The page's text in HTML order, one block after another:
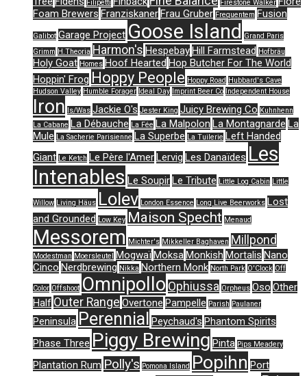
Filipetti Firestone Walker
Foam Brewers FranziskanerFrau Gruber Frequentem Fusion
Galibot Garage Project Goose Island
Grand Paris
Grimm H.Theoria Harmon's HespebayHill Farmstead Hofbräu
Holy Goat Homes Hoof Hearted Hop Butcher For The World
Hoppin' Frog Hoppy People Hoppy Road Hubbard's Cave
Hudson Valley Humble Forager Ideal Day Imprint Beer Co Independent House
Iron Is/Was Jackie O's Jester King Juicy Brewing Co Kuhnhenn
La Cabane La Débauche La Fée La Malpolon La Montagnarde La
Mule La Sacherie Parisienne La Superbe La Tuilerie Left Handed
Giant Le Ketch Le Père l'AmerLervig Les Danaïdes Les
Intenables Le SoupirLe Tribute Little Log Cabin Little
Willow Living Häus Lolev London Essence Long Live Beerworks Lost
and Grounded Low Key Maison Specht Menaud
Messorem Michter's Mikkeller Baghaven Millpond
Modestman Moersleutel MogwaïMoksaMonkish Mortalis Nano
Cinco Nerdbrewing Nikka Northern Monk North Park O'Clock Off
Color Offshoot Omnipollo Ophiussa Orpheus Oso Other
Half Outer Range Overtone Pampelle Parish Paulaner
Peninsula Perennial Peychaud's Phantom Spirits
Phase Three Piggy Brewing Pinta Pips Meadery
Plantation Rum Polly's Pomona Island Popihn Port